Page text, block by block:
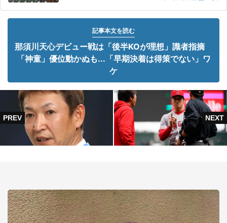
記事本文を読む
那須川天心デビュー戦は「後半KOが理想」識者指摘
「神童」優位動かぬも...「早期決着は得策でない」ワ
ケ